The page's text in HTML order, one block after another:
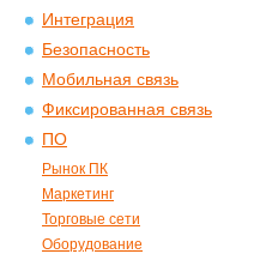
Интеграция
Безопасность
Мобильная связь
Фиксированная связь
ПО
Рынок ПК
Маркетинг
Торговые сети
Оборудование